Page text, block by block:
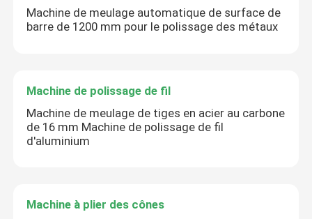
Machine de meulage automatique de surface de
barre de 1200 mm pour le polissage des métaux
Machine de polissage de fil
Machine de meulage de tiges en acier au carbone
de 16 mm Machine de polissage de fil
d'aluminium
Machine à plier des cônes